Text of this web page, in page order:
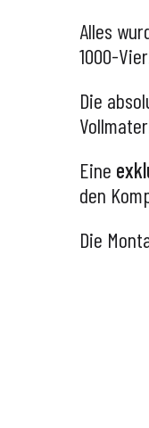
Alles
1000-
Die
Eine
den
Die